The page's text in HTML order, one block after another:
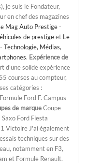
je suis le Fondateur,
en chef des magazines
Mag Auto Prestige -
de prestigeet Le
Technologie, Médias,
. Expérience de
d'une solide expérience
courses au compteur,
catégories :
Formule Ford F. Campus
de marqueCoupe
Ford Fiesta
1 Victoire J'ai également
techniques sur des
notamment en F3,
et Formule Renault.